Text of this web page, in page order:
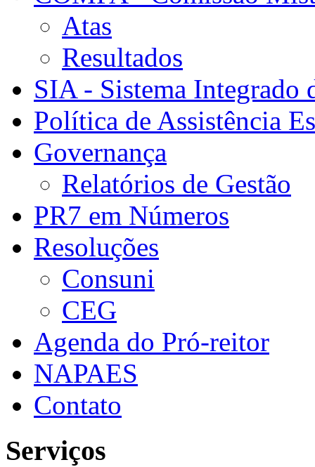
Atas
Resultados
SIA - Sistema Integrado
Política de Assistência
Governança
Relatórios de Gestão
PR7 em Números
Resoluções
Consuni
CEG
Agenda do Pró-reitor
NAPAES
Contato
Serviços